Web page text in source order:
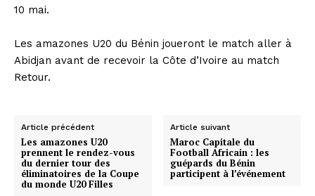
10 mai.
‎Les amazones U20 du Bénin joueront le match aller à
Abidjan avant de recevoir la Côte d’Ivoire au match
Retour.
Article précédent
Les amazones U20
prennent le rendez-vous
du dernier tour des
éliminatoires de la Coupe
du monde U20 Filles
Article suivant
Maroc Capitale du
Football Africain : les
guépards du Bénin
participent à l’événement